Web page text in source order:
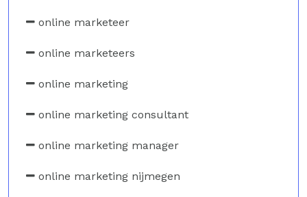
online marketeer
online marketeers
online marketing
online marketing consultant
online marketing manager
online marketing nijmegen